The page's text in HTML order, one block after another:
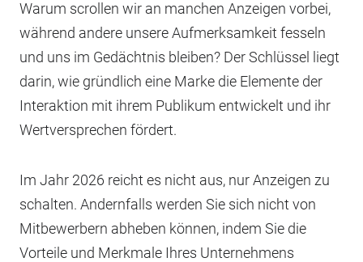
Warum scrollen wir an manchen Anzeigen vorbei,
während andere unsere Aufmerksamkeit fesseln
und uns im Gedächtnis bleiben? Der Schlüssel liegt
darin, wie gründlich eine Marke die Elemente der
Interaktion mit ihrem Publikum entwickelt und ihr
Wertversprechen fördert.
Im Jahr 2026 reicht es nicht aus, nur Anzeigen zu
schalten. Andernfalls werden Sie sich nicht von
Mitbewerbern abheben können, indem Sie die
Vorteile und Merkmale Ihres Unternehmens